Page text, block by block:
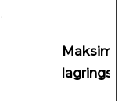
Maksimal